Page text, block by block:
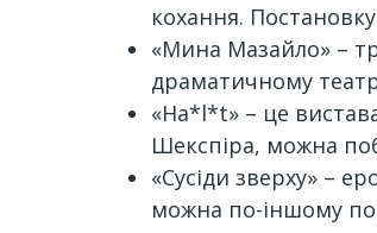
кохання.
«Мина Мазайло» –
драматичному
«Ha*l*t» – це
Шекспіра, можна
«Сусіди зверху» –
можна по-іншому